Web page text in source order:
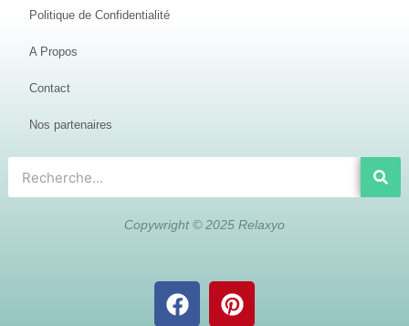
Politique de Confidentialité
A Propos
Contact
Nos partenaires
Copywright © 2025 Relaxyo